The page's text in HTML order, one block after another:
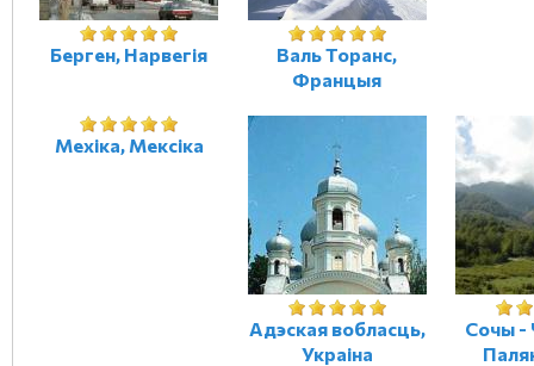
Берген, Нарвегія
Валь Торанс,
Францыя
Мехіка, Мексіка
Адэская вобласць,
Украіна
Сочы -